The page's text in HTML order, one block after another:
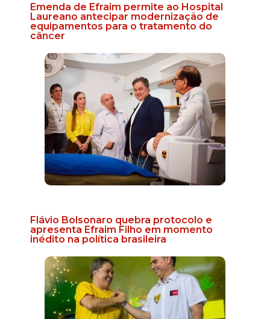
Emenda de Efraim permite ao Hospital
Laureano antecipar modernização de
equipamentos para o tratamento do
câncer
Flávio Bolsonaro quebra protocolo e
apresenta Efraim Filho em momento
inédito na política brasileira